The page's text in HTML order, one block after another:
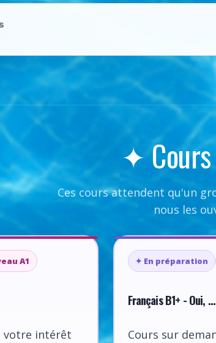
✦
Ces cours attendent qu'un
nous les
A1
votre intérêt
✦ En préparation
Français B1+ - Oui, ...
Cours sur